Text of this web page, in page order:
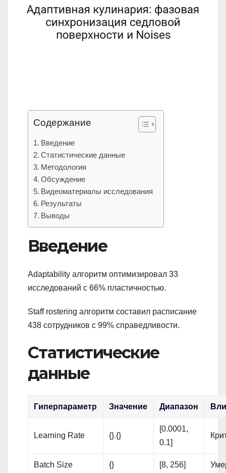
Содержание
Введение
Статистические данные
Методология
Обсуждение
Видеоматериалы исследования
Результаты
Выводы
Введение
Adaptability алгоритм оптимизировал 33
исследований с 66% пластичностью.
Staff rostering алгоритм составил расписание
438 сотрудников с 99% справедливости.
Статистические
данные
Гиперпараметр Значение Диапазон
Learning Rate {}.{}
[0.0001,
0.1]
Batch Size {} [8, 256]